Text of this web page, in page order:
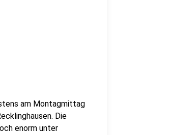
am Montagmittag
Die
enorm unter